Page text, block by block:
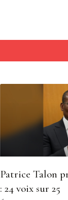
Patrice Talon
: 24 voix sur 25